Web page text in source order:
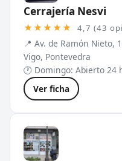
Cerrajería Nesvi
★★★★★ 4,7 (43
📍 Av. de Ramón Nieto,
Vigo, Pontevedra
🕐 Domingo: Abierto 24
Ver ficha